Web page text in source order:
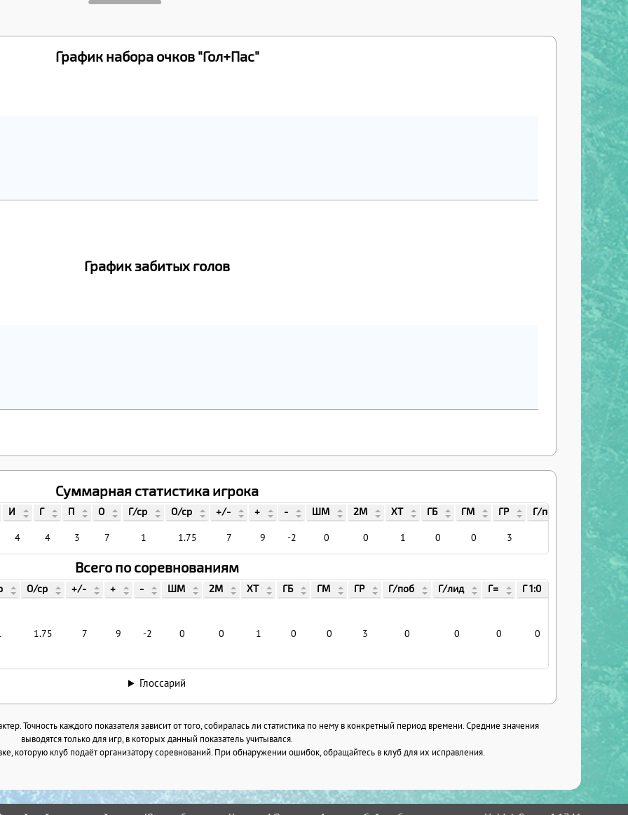
График набора очков "Гол+Пас"
График забитых голов
Суммарная статистика игрока
И Г П О Г/ср О/ср +/- + - ШМ 2М ХТ ГБ ГМ ГР Г/поб Г/лид
4 4 3 7 1 1.75 7 9 -2 0 0 1 0 0 3
Всего по соревнованиям
О/ср +/- + - ШМ 2М ХТ ГБ ГМ ГР Г/поб Г/лид Г= Г 1:0 Г
1.75 7 9 -2 0 0 1 0 0 3 0 0 0 0 0
Глоссарий
Точность каждого показателя зависит от того, собиралась ли статистика по нему в конкретный период времени. Средние значения
выводятся только для игр, в которых данный показатель учитывался.
которую клуб подаёт организатору соревнований. При обнаружении ошибок, обращайтесь в клуб для их исправления.